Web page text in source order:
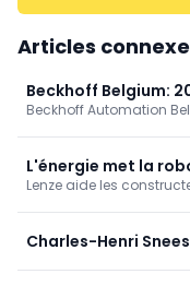
Articles
Beckhoff Belgium:
Beckhoff Automation
comment la
terme continuent de
L'énergie met la
Lenze aide les
de charge et une
construction de
Charles-Henri